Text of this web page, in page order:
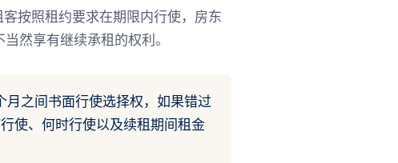
按照租约要求在期限内行使，房东
然享有继续承租的权利。
之间书面行使选择权，如果错过
使、何时行使以及续租期间租金